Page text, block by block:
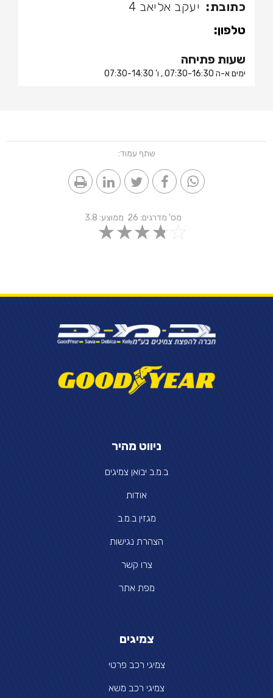
כתובת: יעקב אליאב 4
טלפון:
שעות פתיחה
ימים א-ה 07:30-16:30 , ו' 07:30-14:30
שתף עמוד:
מס' מדרגים: 26 ממוצע: 3.8
ניווט מהיר
ב.מ.ב יבואן צמיגים
אודות
מגזין ב.מ.ב
הצהרת נגישות
צרו קשר
מפת אתר
צמיגים
צמיגי רכב פרטי
צמיגי רכב משא